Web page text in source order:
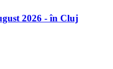
2026 - în Cluj